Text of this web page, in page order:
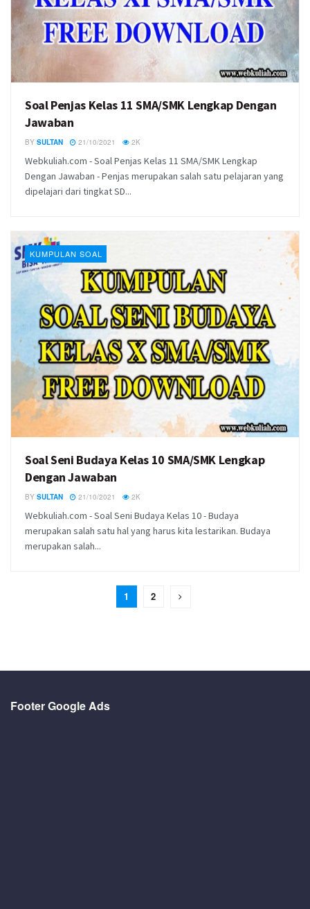
Soal Penjas Kelas 11 SMA/SMK Lengkap Dengan
Jawaban
BY SULTAN 21/10/2021 2K
Webkuliah.com - Soal Penjas Kelas 11 SMA/SMK Lengkap
Dengan Jawaban - Penjas merupakan salah satu pelajaran yang
dipelajari dari tingkat SD...
KUMPULAN SOAL
Soal Seni Budaya Kelas 10 SMA/SMK Lengkap
Dengan Jawaban
BY SULTAN 21/10/2021 2K
Webkuliah.com - Soal Seni Budaya Kelas 10 - Budaya
merupakan salah satu hal yang harus kita lestarikan. Budaya
merupakan salah...
1 2
Footer Google Ads